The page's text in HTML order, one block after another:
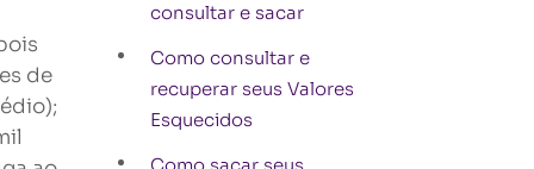
de
consultar e sacar
Como consultar e
recuperar seus Valores
Esquecidos